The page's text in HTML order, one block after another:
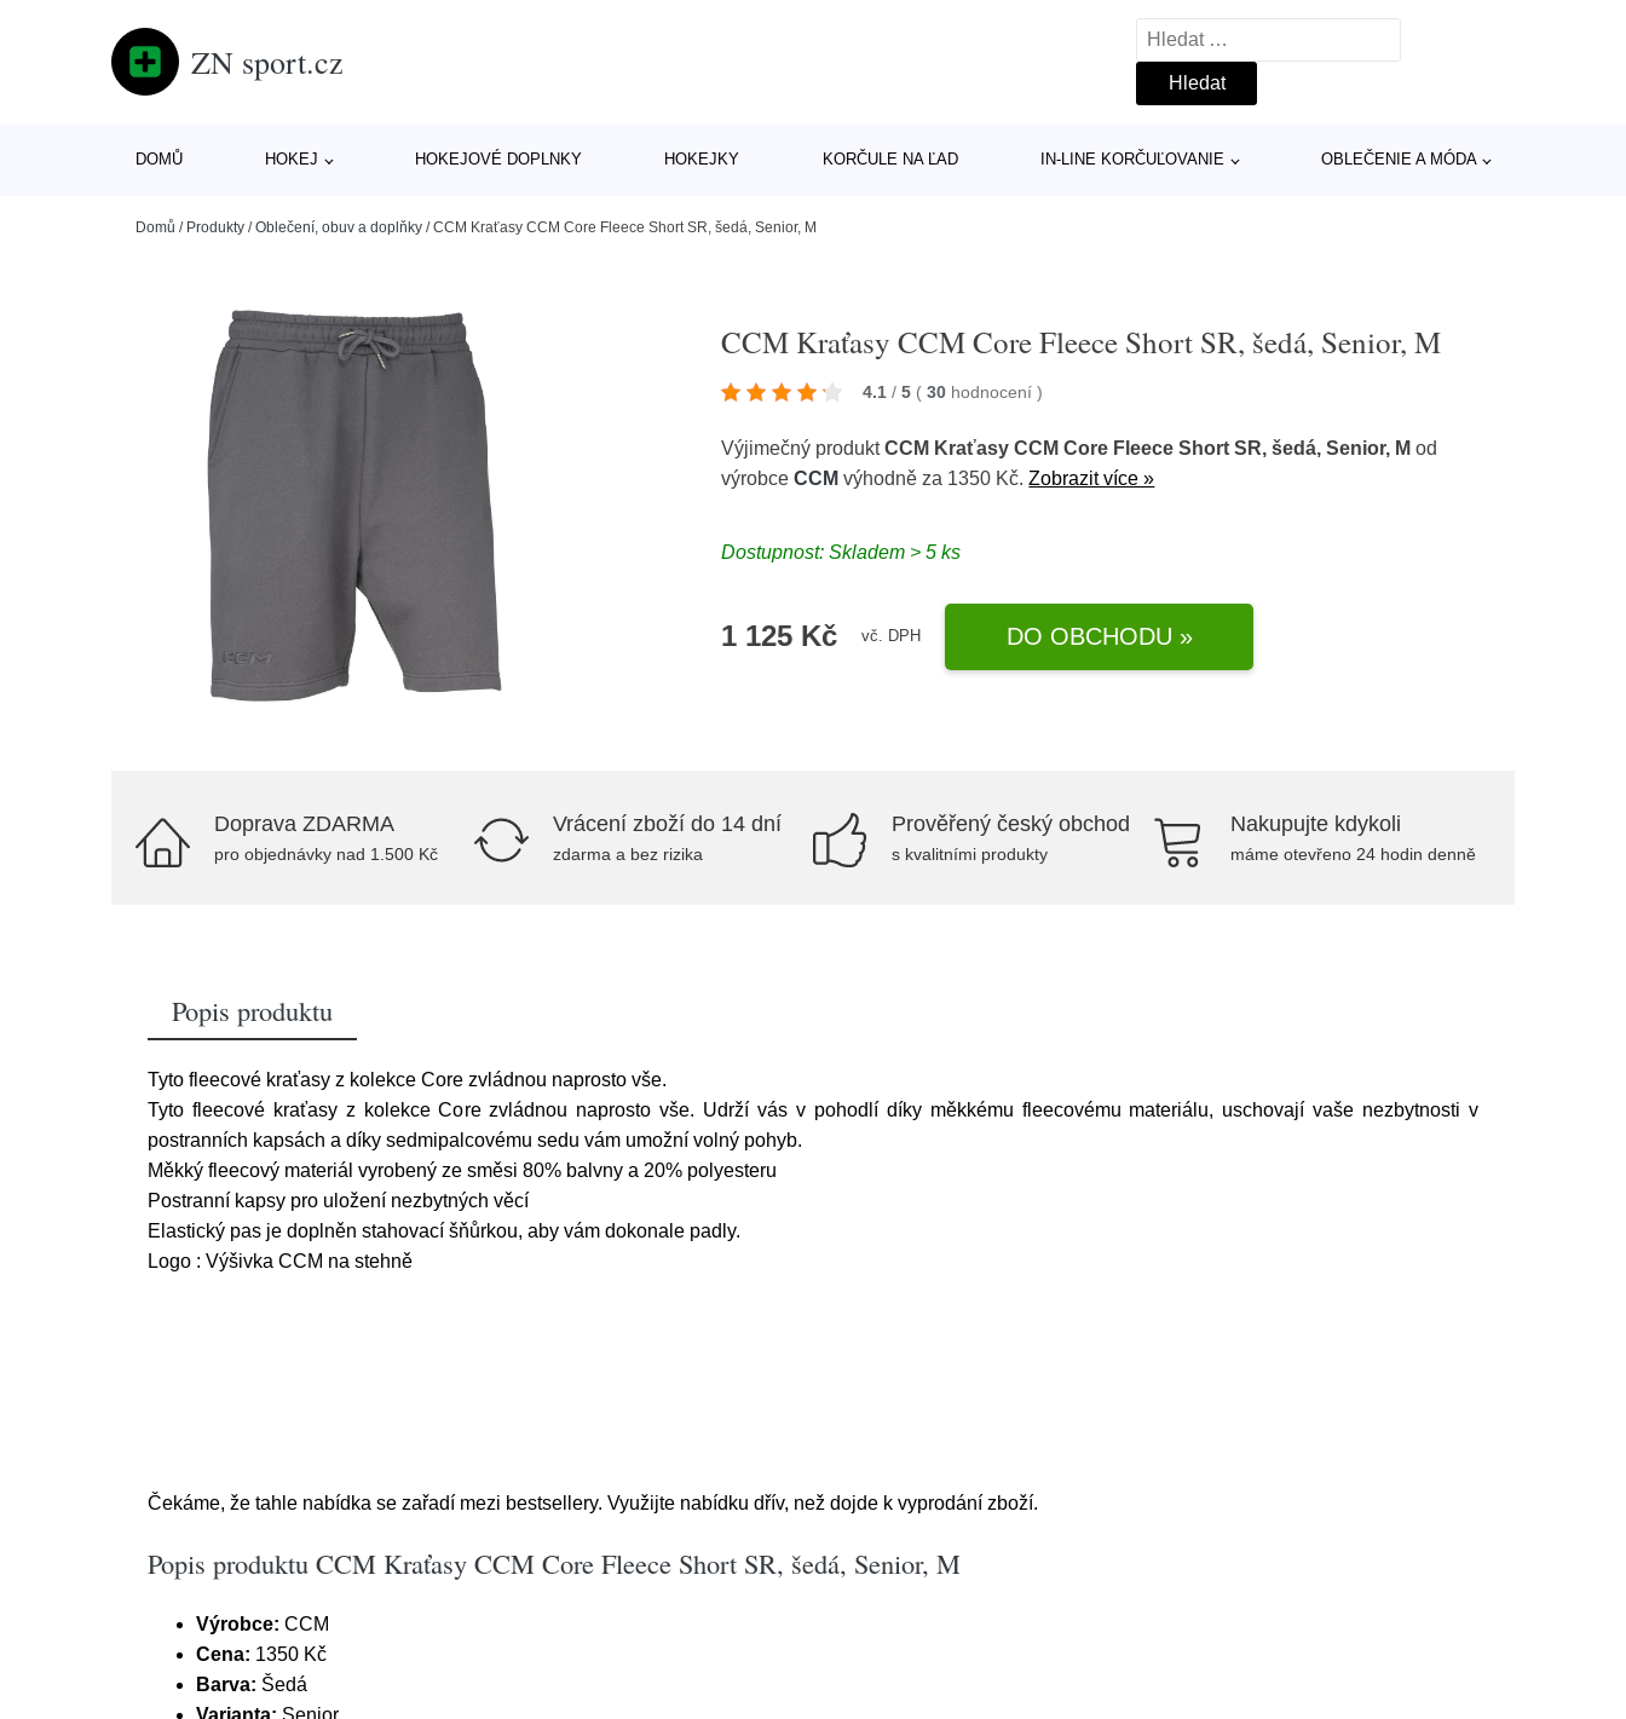
ZN sport.cz
Vyhledávání
DOMŮ HOKEJ HOKEJOVÉ DOPLNKY HOKEJKY KORČULE NA ĽAD IN-LINE KORČUĽOVANIE OBLEČENIE A MÓDA
Domů / Produkty /Oblečení, obuv a doplňky /CCM Kraťasy CCM Core Fleece Short SR, šedá, Senior, M
CCM Kraťasy CCM Core Fleece Short SR, šedá, Senior, M
4.1 / 5 ( 30 hodnocení)
Výjimečný produktCCM Kraťasy CCM Core Fleece Short SR, šedá, Senior, M od
výrobceCCM výhodně za 1350 Kč.Zobrazit více »
Dostupnost: Skladem > 5 ks
1 125 Kč vč. DPH DO OBCHODU »
Doprava ZDARMA
pro objednávky nad 1.500 Kč
Vrácení zboží do 14 dní
zdarma a bez rizika
Prověřený český obchod
s kvalitními produkty
Nakupujte kdykoli
máme otevřeno 24 hodin denně
Popis produktu
Tyto fleecové kraťasy z kolekce Core zvládnou naprosto vše.
Tyto fleecové kraťasy z kolekce Core zvládnou naprosto vše. Udrží vás v pohodlí díky měkkému fleecovému materiálu, uschovají vaše nezbytnosti v
postranních kapsách a díky sedmipalcovému sedu vám umožní volný pohyb.
Měkký fleecový materiál vyrobený ze směsi 80% balvny a 20% polyesteru
Postranní kapsy pro uložení nezbytných věcí
Elastický pas je doplněn stahovací šňůrkou, aby vám dokonale padly.
Logo : Výšivka CCM na stehně
Čekáme, že tahle nabídka se zařadí mezi bestsellery. Využijte nabídku dřív, než dojde k vyprodání zboží.
Popis produktu CCM Kraťasy CCM Core Fleece Short SR, šedá, Senior, M
Výrobce: CCM
Cena: 1350 Kč
Barva: Šedá
Varianta: Senior